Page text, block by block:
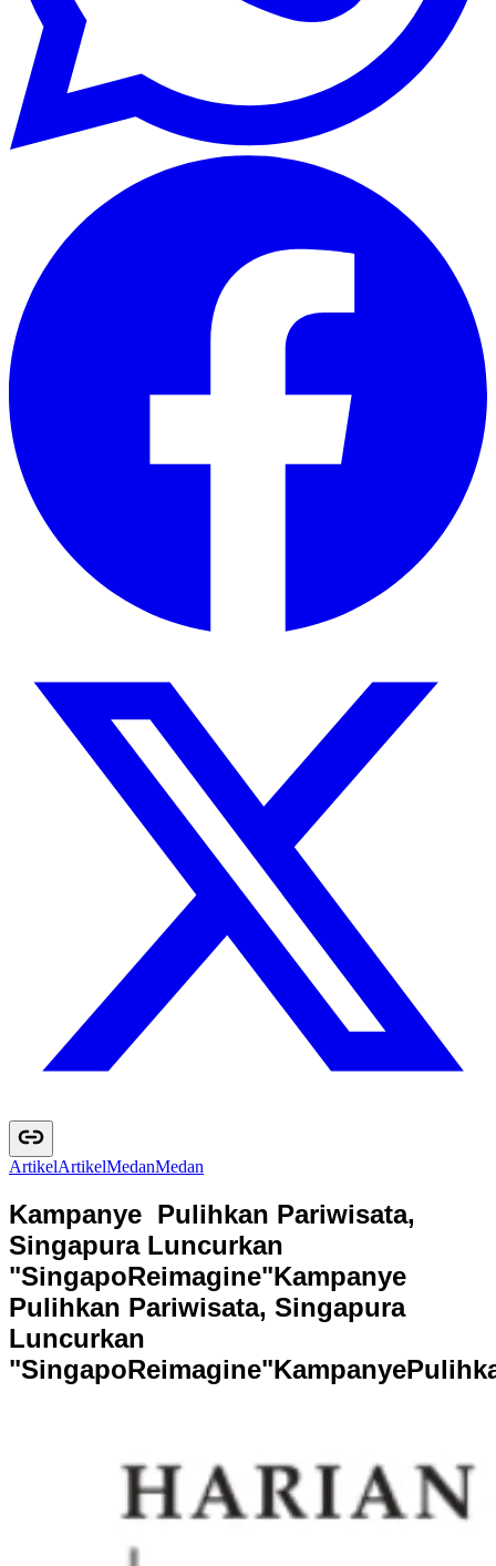
ArtikelArtikelMedanMedan
Kampanye Pulihkan Pariwisata,
Singapura Luncurkan
"SingapoReimagine"Kampanye
Pulihkan Pariwisata, Singapura
Luncurkan
"SingapoReimagine"KampanyePulihk